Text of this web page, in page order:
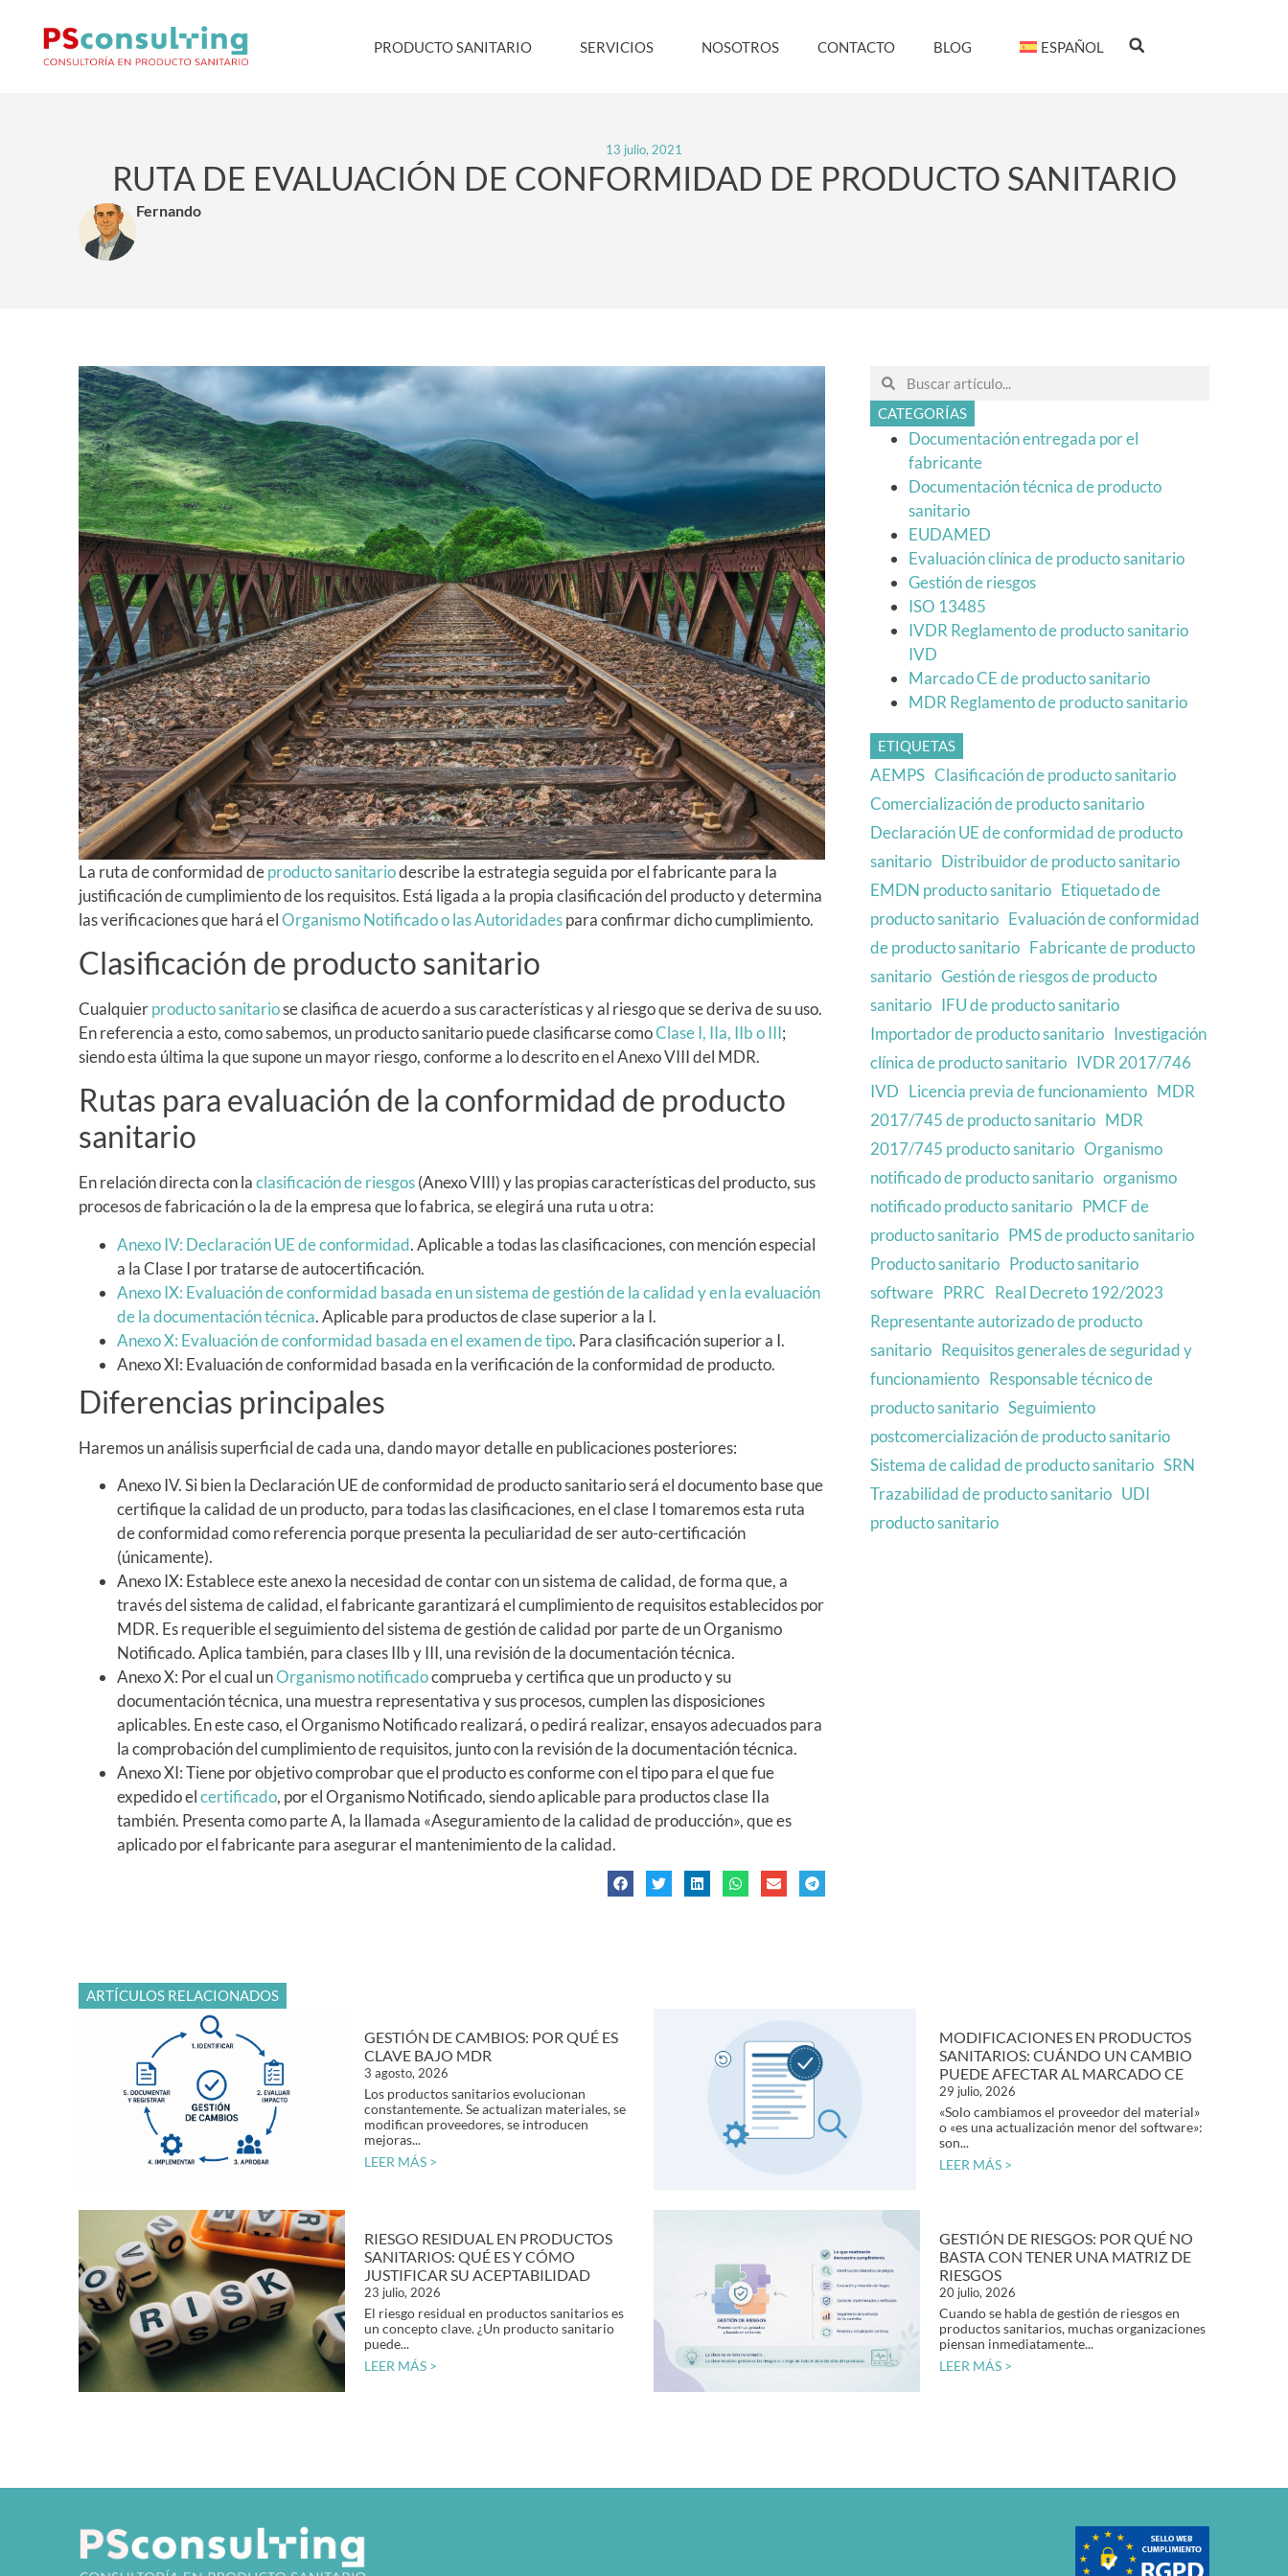
PRODUCTO SANITARIO SERVICIOS NOSOTROS CONTACTO BLOG ESPAÑOL
13 julio, 2021
RUTA DE EVALUACIÓN DE CONFORMIDAD DE PRODUCTO SANITARIO
Fernando
La ruta de conformidad deproducto sanitariodescribe la estrategia seguida por el fabricante para la
justificación de cumplimiento de los requisitos. Está ligada a la propia clasificación del producto y determina
las verificaciones que hará elOrganismo Notificado o las Autoridadespara confirmar dicho cumplimiento.
Clasificación de producto sanitario
Cualquierproducto sanitariose clasifica de acuerdo a sus características y al riesgo que se deriva de su uso.
En referencia a esto, como sabemos, un producto sanitario puede clasificarse comoClase I, IIa, IIb o III;
siendo esta última la que supone un mayor riesgo, conforme a lo descrito en el Anexo VIII del MDR.
Rutas para evaluación de la conformidad de producto
sanitario
En relación directa con laclasificación de riesgos(Anexo VIII) y las propias características del producto, sus
procesos de fabricación o la de la empresa que lo fabrica, se elegirá una ruta u otra:
Anexo IV: Declaración UE de conformidad. Aplicable a todas las clasificaciones, con mención especial
a la Clase I por tratarse de autocertificación.
Anexo IX: Evaluación de conformidad basada en un sistema de gestión de la calidad y en la evaluación
de la documentación técnica. Aplicable para productos de clase superior a la I.
Anexo X: Evaluación de conformidad basada en el examen de tipo. Para clasificación superior a I.
Anexo XI: Evaluación de conformidad basada en la verificación de la conformidad de producto.
Diferencias principales
Haremos un análisis superficial de cada una, dando mayor detalle en publicaciones posteriores:
Anexo IV. Si bien la Declaración UE de conformidad de producto sanitario será el documento base que
certifique la calidad de un producto, para todas las clasificaciones, en el clase I tomaremos esta ruta
de conformidad como referencia porque presenta la peculiaridad de ser auto-certificación
(únicamente).
Anexo IX: Establece este anexo la necesidad de contar con un sistema de calidad, de forma que, a
través del sistema de calidad, el fabricante garantizará el cumplimiento de requisitos establecidos por
MDR. Es requerible el seguimiento del sistema de gestión de calidad por parte de un Organismo
Notificado. Aplica también, para clases IIb y III, una revisión de la documentación técnica.
Anexo X: Por el cual unOrganismo notificadocomprueba y certifica que un producto y su
documentación técnica, una muestra representativa y sus procesos, cumplen las disposiciones
aplicables. En este caso, el Organismo Notificado realizará, o pedirá realizar, ensayos adecuados para
la comprobación del cumplimiento de requisitos, junto con la revisión de la documentación técnica.
Anexo XI: Tiene por objetivo comprobar que el producto es conforme con el tipo para el que fue
expedido elcertificado, por el Organismo Notificado, siendo aplicable para productos clase IIa
también. Presenta como parte A, la llamada «Aseguramiento de la calidad de producción», que es
aplicado por el fabricante para asegurar el mantenimiento de la calidad.
CATEGORÍAS
Documentación entregada por el
fabricante
Documentación técnica de producto
sanitario
EUDAMED
Evaluación clínica de producto sanitario
Gestión de riesgos
ISO 13485
IVDR Reglamento de producto sanitario
IVD
Marcado CE de producto sanitario
MDR Reglamento de producto sanitario
ETIQUETAS
AEMPS Clasificación de producto sanitario
Comercialización de producto sanitario
Declaración UE de conformidad de producto
sanitario Distribuidor de producto sanitario
EMDN producto sanitario Etiquetado de
producto sanitario Evaluación de conformidad
de producto sanitario Fabricante de producto
sanitario Gestión de riesgos de producto
sanitario IFU de producto sanitario
Importador de producto sanitario Investigación
clínica de producto sanitario IVDR 2017/746
IVD Licencia previa de funcionamiento MDR
2017/745 de producto sanitario MDR
2017/745 producto sanitario Organismo
notificado de producto sanitario organismo
notificado producto sanitario PMCF de
producto sanitario PMS de producto sanitario
Producto sanitario Producto sanitario
software PRRC Real Decreto 192/2023
Representante autorizado de producto
sanitario Requisitos generales de seguridad y
funcionamiento Responsable técnico de
producto sanitario Seguimiento
postcomercialización de producto sanitario
Sistema de calidad de producto sanitario SRN
Trazabilidad de producto sanitario UDI
producto sanitario
ARTÍCULOS RELACIONADOS
GESTIÓN DE CAMBIOS: POR QUÉ ES
CLAVE BAJO MDR
3 agosto, 2026
Los productos sanitarios evolucionan
constantemente. Se actualizan materiales, se
modifican proveedores, se introducen
mejoras...
LEER MÁS >
MODIFICACIONES EN PRODUCTOS
SANITARIOS: CUÁNDO UN CAMBIO
PUEDE AFECTAR AL MARCADO CE
29 julio, 2026
«Solo cambiamos el proveedor del material»
o «es una actualización menor del software»:
son...
LEER MÁS >
RIESGO RESIDUAL EN PRODUCTOS
SANITARIOS: QUÉ ES Y CÓMO
JUSTIFICAR SU ACEPTABILIDAD
23 julio, 2026
El riesgo residual en productos sanitarios es
un concepto clave. ¿Un producto sanitario
puede...
LEER MÁS >
GESTIÓN DE RIESGOS: POR QUÉ NO
BASTA CON TENER UNA MATRIZ DE
RIESGOS
20 julio, 2026
Cuando se habla de gestión de riesgos en
productos sanitarios, muchas organizaciones
piensan inmediatamente...
LEER MÁS >